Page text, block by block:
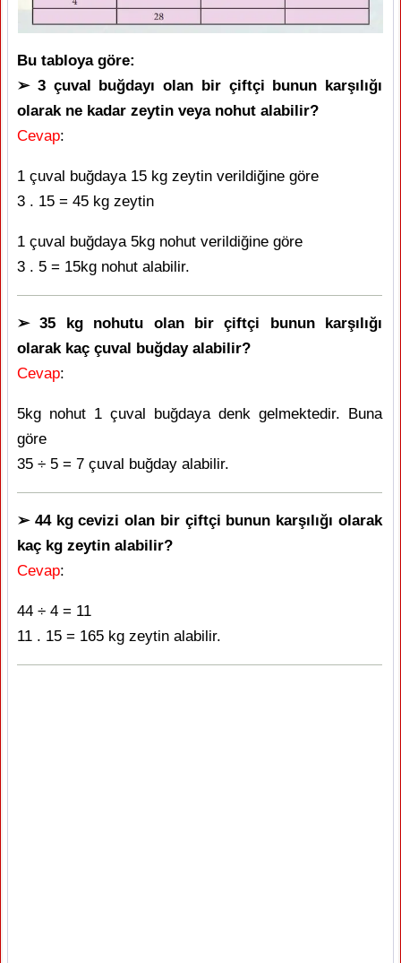
Bu tabloya göre:
➢ 3 çuval buğdayı olan bir çiftçi bunun karşılığı
olarak ne kadar zeytin veya nohut alabilir?
Cevap:
1 çuval buğdaya 15 kg zeytin verildiğine göre
3 . 15 = 45 kg zeytin
1 çuval buğdaya 5kg nohut verildiğine göre
3 . 5 = 15kg nohut alabilir.
➢ 35 kg nohutu olan bir çiftçi bunun karşılığı
olarak kaç çuval buğday alabilir?
Cevap:
5kg nohut 1 çuval buğdaya denk gelmektedir. Buna
göre
35 ÷ 5 = 7 çuval buğday alabilir.
➢ 44 kg cevizi olan bir çiftçi bunun karşılığı olarak
kaç kg zeytin alabilir?
Cevap:
44 ÷ 4 = 11
11 . 15 = 165 kg zeytin alabilir.